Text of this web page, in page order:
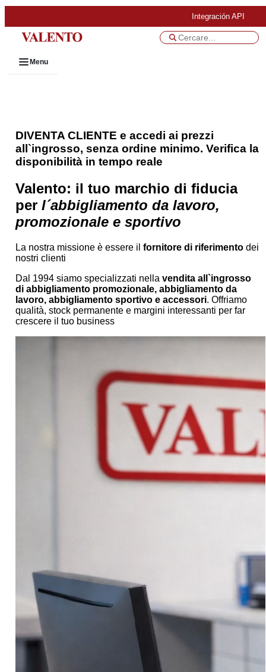
Integración API
Menu
DIVENTA CLIENTE e accedi ai prezzi
all`ingrosso, senza ordine minimo. Verifica la
disponibilità in tempo reale
Valento: il tuo marchio di fiducia
per l´abbigliamento da lavoro,
promozionale e sportivo
La nostra missione è essere il fornitore di riferimentodei
nostri clienti
Dal 1994 siamo specializzati nella vendita all`ingrosso
di abbigliamento promozionale, abbigliamento da
lavoro, abbigliamento sportivo e accessori. Offriamo
qualità, stock permanente e margini interessanti per far
crescere il tuo business